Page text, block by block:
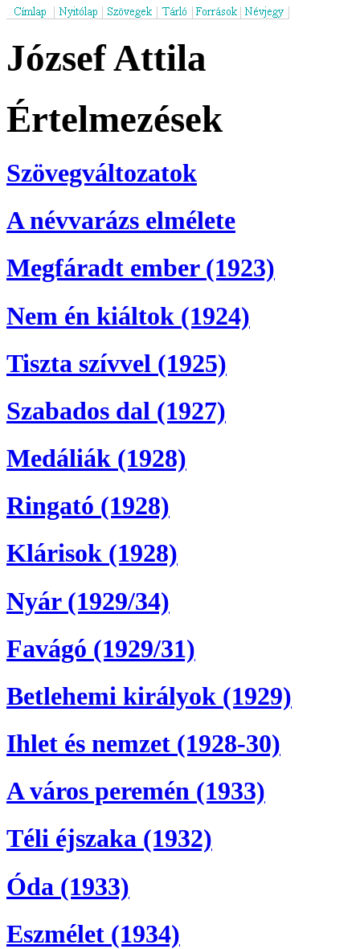
József Attila
Értelmezések
Szövegváltozatok
A névvarázs elmélete
Megfáradt ember (1923)
Nem én kiáltok (1924)
Tiszta szívvel (1925)
Szabados dal (1927)
Medáliák (1928)
Ringató (1928)
Klárisok (1928)
Nyár (1929/34)
Favágó (1929/31)
Betlehemi királyok (1929)
Ihlet és nemzet (1928-30)
A város peremén (1933)
Téli éjszaka (1932)
Óda (1933)
Eszmélet (1934)